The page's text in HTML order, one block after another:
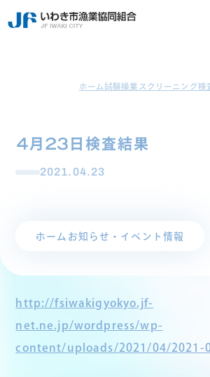
ホーム試験操業スクリーニング検
4月23日検査結果
2021.04.23
ホーム お知らせ・イベント情報
http://fsiwakigyokyo.jf-
net.ne.jp/wordpress/wp-
content/uploads/2021/04/2021-